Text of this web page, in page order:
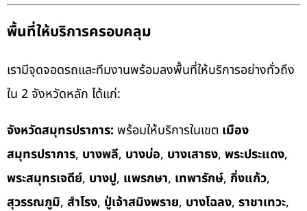
พื้นที่ให้บริการครอบคลุม
เรามีจุดจอดรถและทีมงานพร้อมลงพื้นที่ให้บริการอย่างทั่วถึง
ใน 2 จังหวัดหลัก ได้แก่:
จังหวัดสมุทรปราการ: พร้อมให้บริการในเขต เมือง
สมุทรปราการ, บางพลี, บางบ่อ, บางเสาธง, พระประแดง,
พระสมุทรเจดีย์, บางปู, แพรกษา, เทพารักษ์, กิ่งแก้ว,
สุวรรณภูมิ, สำโรง, ปู่เจ้าสมิงพราย, บางโฉลง, ราชาเทวะ,